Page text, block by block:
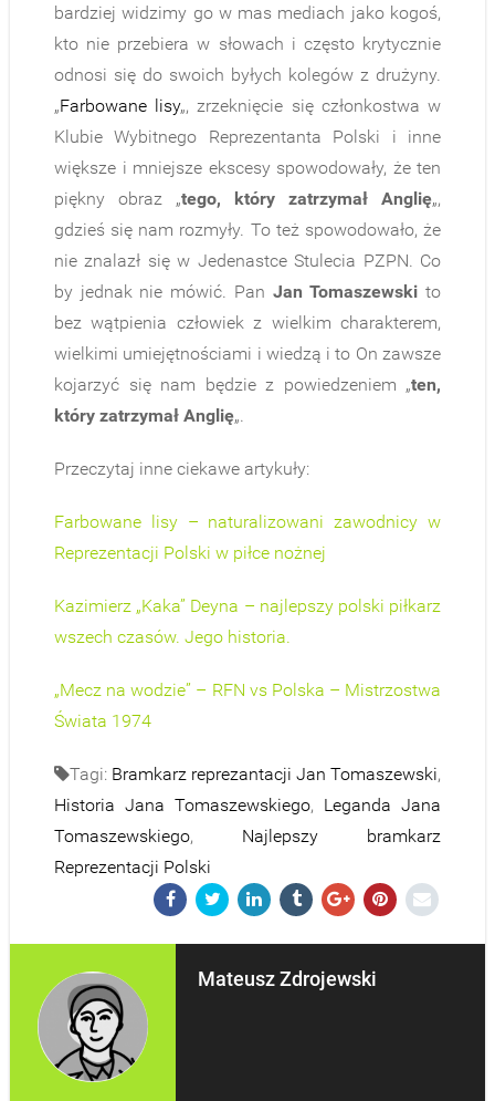
bardziej widzimy go w mas mediach jako kogoś,
kto nie przebiera w słowach i często krytycznie
odnosi się do swoich byłych kolegów z drużyny.
„Farbowane lisy„, zrzeknięcie się członkostwa w
Klubie Wybitnego Reprezentanta Polski i inne
większe i mniejsze ekscesy spowodowały, że ten
piękny obraz „tego, który zatrzymał Anglię„,
gdzieś się nam rozmyły. To też spowodowało, że
nie znalazł się w Jedenastce Stulecia PZPN. Co
by jednak nie mówić. Pan Jan Tomaszewski to
bez wątpienia człowiek z wielkim charakterem,
wielkimi umiejętnościami i wiedzą i to On zawsze
kojarzyć się nam będzie z powiedzeniem „ten,
który zatrzymał Anglię„.
Przeczytaj inne ciekawe artykuły:
Farbowane lisy – naturalizowani zawodnicy w
Reprezentacji Polski w piłce nożnej
Kazimierz „Kaka” Deyna – najlepszy polski piłkarz
wszech czasów. Jego historia.
„Mecz na wodzie” – RFN vs Polska – Mistrzostwa
Świata 1974
Tagi: Bramkarz reprezantacji Jan Tomaszewski,
Historia Jana Tomaszewskiego, Leganda Jana
Tomaszewskiego, Najlepszy bramkarz
Reprezentacji Polski
Mateusz Zdrojewski